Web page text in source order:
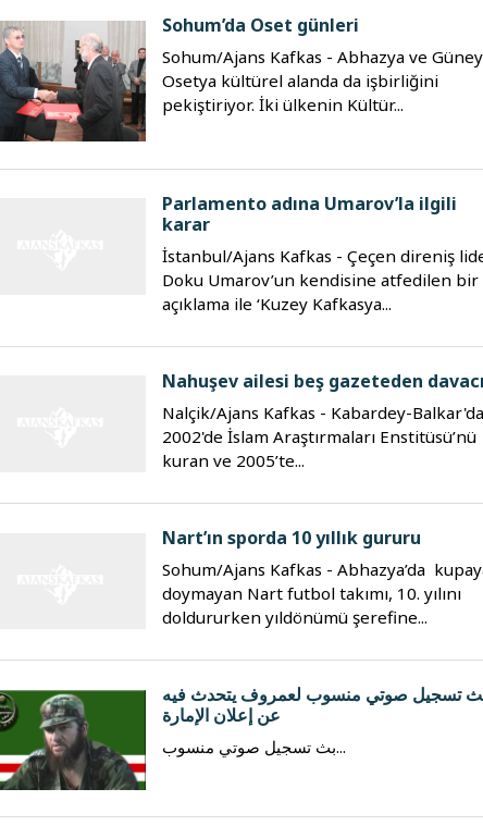
Sohum’da Oset günleri
Sohum/Ajans Kafkas - Abhazya ve Güney
Osetya kültürel alanda da işbirliğini
pekiştiriyor. İki ülkenin Kültür...
Parlamento adına Umarov’la ilgili
karar
İstanbul/Ajans Kafkas - Çeçen direniş
Doku Umarov’un kendisine atfedilen bir
açıklama ile ‘Kuzey Kafkasya...
Nahuşev ailesi beş gazeteden davacı
Nalçik/Ajans Kafkas - Kabardey-Balkar'da
2002'de İslam Araştırmaları Enstitüsü’nü
kuran ve 2005’te...
Nart’ın sporda 10 yıllık gururu
Sohum/Ajans Kafkas - Abhazya’da
doymayan Nart futbol takımı, 10. yılını
doldururken yıldönümü şerefine...
تسجيل صوتي منسوب لعمروف يتحدث فيه
عن إعلان الإمارة
بث تسجيل صوتي منسوب...